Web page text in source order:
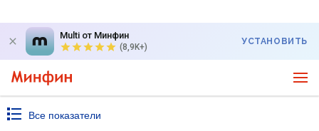
Multi от Минфин
(8,9K+)
УСТАНОВИТЬ
Все показатели